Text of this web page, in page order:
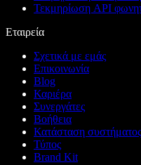
Τεκμηρίωση API
Εταιρεία
Σχετικά με εμάς
Επικοινωνία
Blog
Καριέρα
Συνεργάτες
Βοήθεια
Κατάσταση συστήματος
Τύπος
Brand Kit